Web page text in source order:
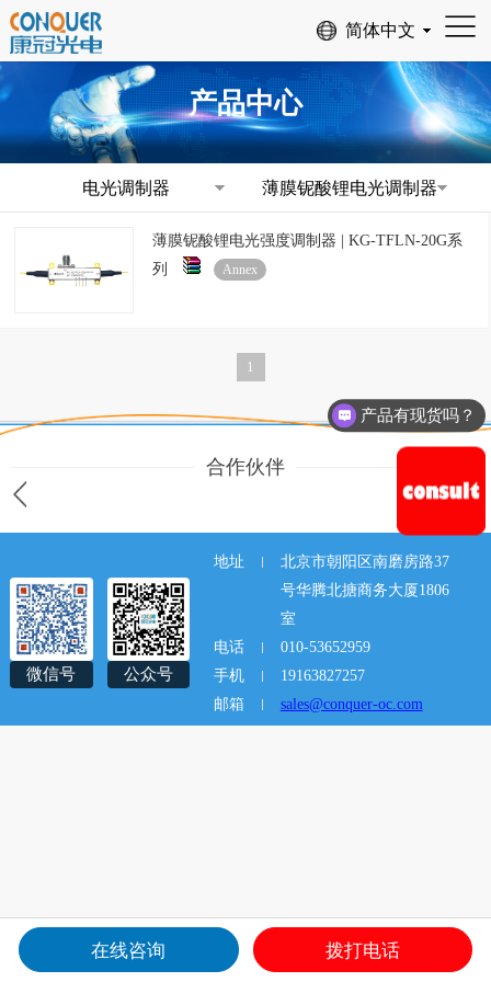
产品中心
电光调制器 薄膜铌酸锂电光调制器
薄膜铌酸锂电光强度调制器 | KG-TFLN-20G系
列
Annex
1
合作伙伴
微信号 公众号
地址
北京市朝阳区南磨房路37
号华腾北搪商务大厦1806
室
电话
010-53652959
手机
19163827257
邮箱
sales@conquer-oc.com
关于 产品 新闻
产品有现货吗？
在线咨询 拨打电话